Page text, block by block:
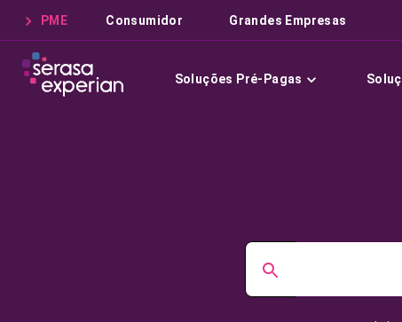
PME Consumidor Grandes Empresas
Soluções Pré-Pagas